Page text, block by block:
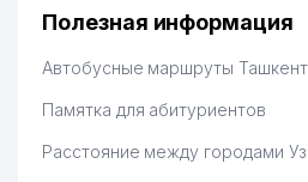
Hamida 03.08.2026 12:45:39
Полезная информация
Автобусные маршруты
Памятка для абитуриентов
Расстояние между городами